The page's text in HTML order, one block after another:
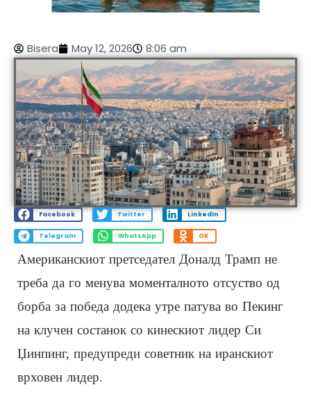
Bisera May 12, 2026 8:06 am
Facebook Twitter LinkedIn
Telegram WhatsApp OK
Американскиот претседател Доналд Трамп не
треба да го менува моменталното отсуство од
борба за победа додека утре патува во Пекинг
на клучен состанок со кинескиот лидер Си
Џинпинг, предупреди советник на иранскиот
врховен лидер.